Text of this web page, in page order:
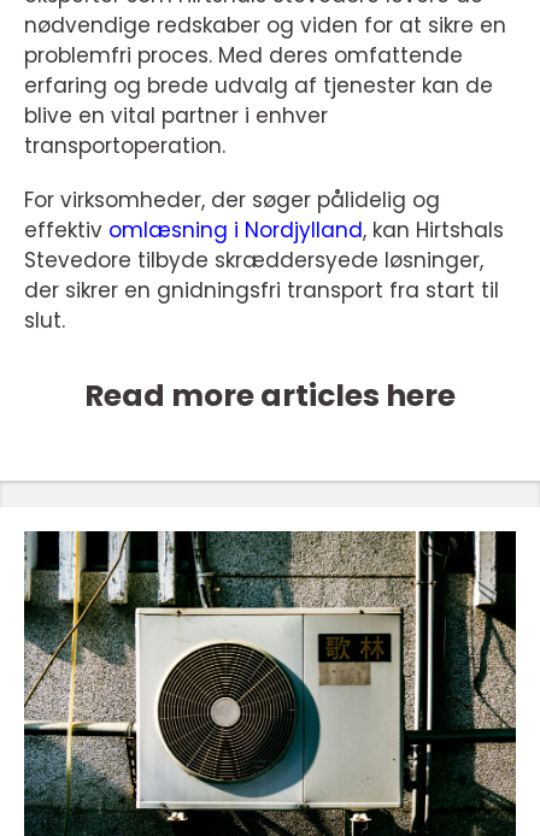
nødvendige redskaber og viden for at sikre en
problemfri proces. Med deres omfattende
erfaring og brede udvalg af tjenester kan de
blive en vital partner i enhver
transportoperation.
For virksomheder, der søger pålidelig og
effektiv omlæsning i Nordjylland, kan Hirtshals
Stevedore tilbyde skræddersyede løsninger,
der sikrer en gnidningsfri transport fra start til
slut.
Read more articles here